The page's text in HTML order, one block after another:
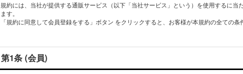
規約には、当社が提供する通販サービス（以下「当社サービス」という）を使用するに当
ます。
「規約に同意して会員登録をする」ボタン をクリックすると、お客様が本規約の全ての条
第1条 (会員)